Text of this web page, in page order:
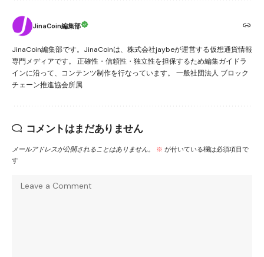
JinaCoin編集部
JinaCoin編集部です。JinaCoinは、株式会社jaybeが運営する仮想通貨情報
専門メディアです。 正確性・信頼性・独立性を担保するため編集ガイドラ
インに沿って、コンテンツ制作を行なっています。 一般社団法人 ブロック
チェーン推進協会所属
コメントはまだありません
メールアドレスが公開されることはありません。 ※ が付いている欄は必須項目で
す